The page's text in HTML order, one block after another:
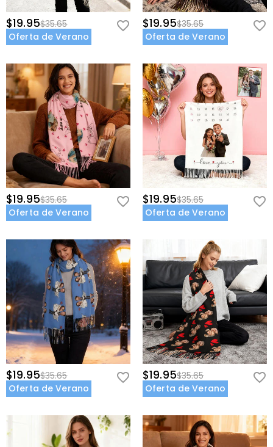
$19.95$35.65
Oferta de Verano
$19.95$35.65
Oferta de Verano
$19.95$35.65
Oferta de Verano
$19.95$35.65
Oferta de Verano
$19.95$35.65
Oferta de Verano
$19.95$35.65
Oferta de Verano